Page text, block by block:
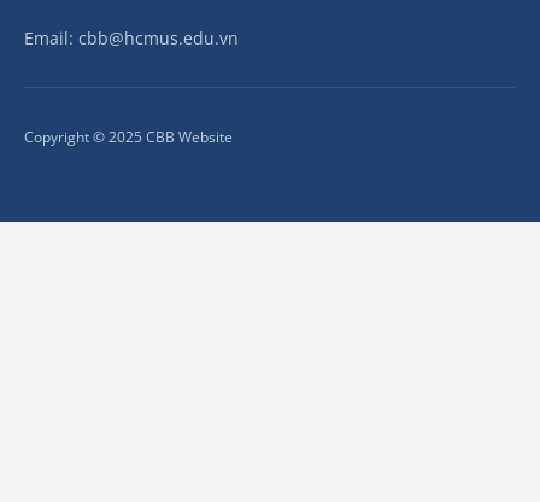
Email: cbb@hcmus.edu.vn
Copyright © 2025 CBB Website